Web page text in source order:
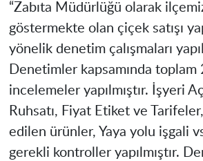
“Zabıta Müdürlüğü olarak
göstermekte olan çiçek satışı
yönelik denetim çalışmaları
Denetimler kapsamında
incelemeler yapılmıştır. İşyeri
Ruhsatı, Fiyat Etiket ve
edilen ürünler, Yaya yolu işgali
gerekli kontroller yapılmıştır.